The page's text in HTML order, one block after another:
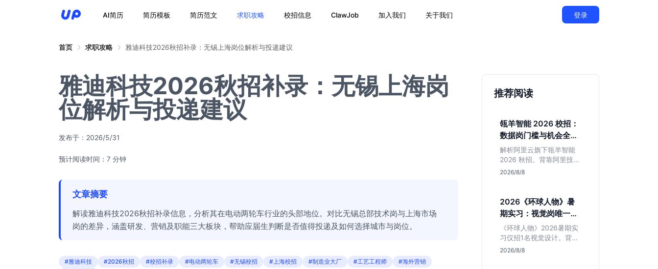
AI简历 简历模板 简历范文 求职攻略 校招信息 ClawJob 加入我们 关于我们 登录
首页 求职攻略 雅迪科技2026秋招补录：无锡上海岗位解析与投递建议
雅迪科技2026秋招补录：无锡上海岗
位解析与投递建议
发布于： 2026/5/31
预计阅读时间：7 分钟
文章摘要
解读雅迪科技2026秋招补录信息，分析其在电动两轮车行业的头部地位。对比无锡总部技术岗与上海市场
岗的差异，涵盖研发、营销及职能三大板块，帮助应届生判断是否值得投递及如何选择城市与岗位。
#雅迪科技 #2026秋招 #校招补录 #电动两轮车 #无锡校招 #上海校招 #制造业大厂 #工艺工程师
#海外营销
推荐阅读
瓴羊智能 2026 校招：
数据岗门槛与机会全拆
解
解析阿里云旗下瓴羊智能
2026 秋招。背靠阿里技术
底座，主打 DaaS 业务。
估 B 端数据路线的成长曲
线与抗压挑战，助你判断
是否值得投递。
2026/8/8
2026《环球人物》暑
期实习：视觉岗唯一名
额值不值得冲？
《环球人物》2026暑期实
习仅招1名视觉设计。背靠
人民日报社，央媒背书极
2026/8/8